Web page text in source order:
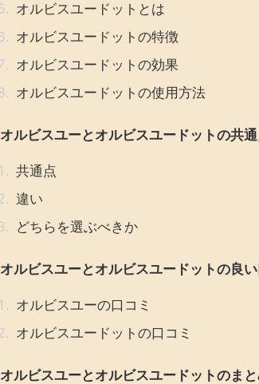
オルビスユードットとは
オルビスユードットの特徴
オルビスユードットの効果
オルビスユードットの使用方法
オルビスユーとオルビスユードットの共
共通点
違い
どちらを選ぶべきか
オルビスユーとオルビスユードットの良
オルビスユーの口コミ
オルビスユードットの口コミ
オルビスユーとオルビスユードットのま